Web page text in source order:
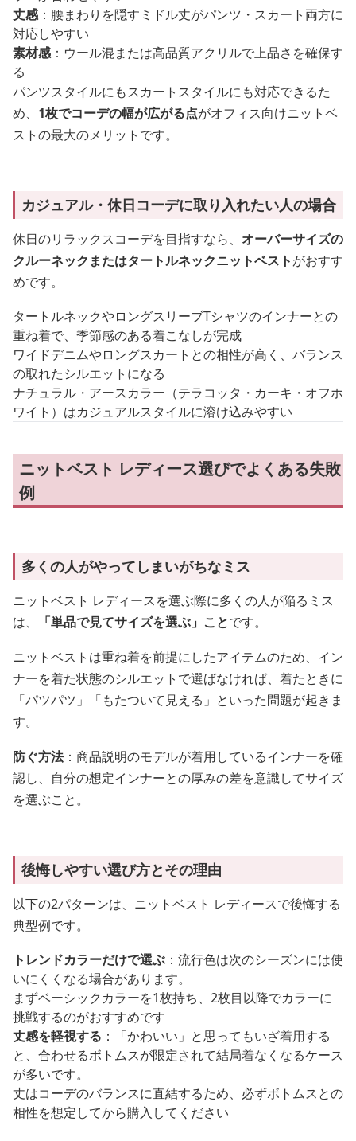
丈感：腰まわりを隠すミドル丈がパンツ・スカート両方に
対応しやすい
素材感：ウール混または高品質アクリルで上品さを確保す
る
パンツスタイルにもスカートスタイルにも対応できるた
め、 1枚でコーデの幅が広がる点がオフィス向けニットベ
ストの最大のメリットです。
カジュアル・休日コーデに取り入れたい人の場合
休日のリラックスコーデを目指すなら、 オーバーサイズの
クルーネックまたはタートルネックニットベストがおすす
めです。
タートルネックやロングスリーブTシャツのインナーとの
重ね着で、季節感のある着こなしが完成
ワイドデニムやロングスカートとの相性が高く、バランス
の取れたシルエットになる
ナチュラル・アースカラー（テラコッタ・カーキ・オフホ
ワイト）はカジュアルスタイルに溶け込みやすい
ニットベスト レディース選びでよくある失敗
例
多くの人がやってしまいがちなミス
ニットベスト レディースを選ぶ際に多くの人が陥るミス
は、
「単品で見てサイズを選ぶ」ことです。
ニットベストは重ね着を前提にしたアイテムのため、イン
ナーを着た状態のシルエットで選ばなければ、着たときに
「パツパツ」「もたついて見える」といった問題が起きま
す。
防ぐ方法：商品説明のモデルが着用しているインナーを確
認し、自分の想定インナーとの厚みの差を意識してサイズ
を選ぶこと。
後悔しやすい選び方とその理由
以下の2パターンは、ニットベスト レディースで後悔する
典型例です。
トレンドカラーだけで選ぶ ：流行色は次のシーズンには使
いにくくなる場合があります。
まずベーシックカラーを1枚持ち、2枚目以降でカラーに
挑戦するのがおすすめです
丈感を軽視する ：「かわいい」と思ってもいざ着用する
と、合わせるボトムスが限定されて結局着なくなるケース
が多いです。
丈はコーデのバランスに直結するため、必ずボトムスとの
相性を想定してから購入してください